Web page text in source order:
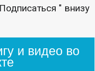
" внизу
и видео во